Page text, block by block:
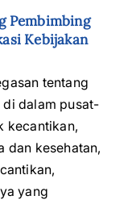
Pembimbing
Kebijakan
tentang
dalam pusat-
kecantikan,
dan kesehatan,
yang